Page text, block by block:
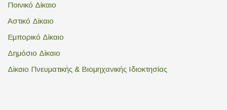
Ποινικό Δίκαιο
Αστικό Δίκαιο
Εμπορικό Δίκαιο
Δημόσιο Δίκαιο
Δίκαιο Πνευματικής & Βιομηχανικής Ιδιοκτησίας